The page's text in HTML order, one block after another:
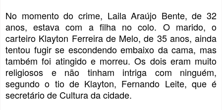
No momento do crime, Laila Araújo Bente, de 32
anos, estava com a filha no colo. O marido, o
carteiro Klayton Ferreira de Melo, de 35 anos, ainda
tentou fugir se escondendo embaixo da cama, mas
também foi atingido e morreu. Os dois eram muito
religiosos e não tinham intriga com ninguém,
segundo o tio de Klayton, Fernando Leite, que é
secretário de Cultura da cidade.